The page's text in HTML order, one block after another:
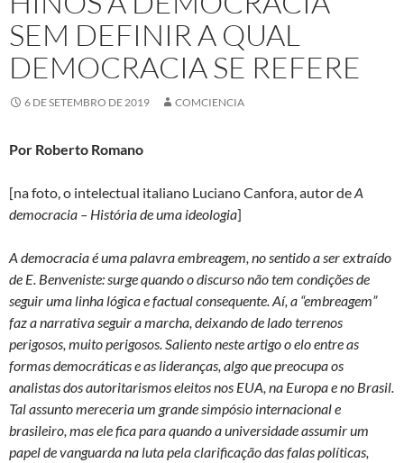
SEM DEFINIR A QUAL
DEMOCRACIA SE REFERE
6 DE SETEMBRO DE 2019 COMCIENCIA
Por Roberto Romano
[na foto, o intelectual italiano Luciano Canfora, autor deA
democracia – História de uma ideologia]
A democracia é uma palavra embreagem, no sentido a ser extraído
de E. Benveniste: surge quando o discurso não tem condições de
seguir uma linha lógica e factual consequente. Aí, a “embreagem”
faz a narrativa seguir a marcha, deixando de lado terrenos
perigosos, muito perigosos. Saliento neste artigo o elo entre as
formas democráticas e as lideranças, algo que preocupa os
analistas dos autoritarismos eleitos nos EUA, na Europa e no Brasil.
Tal assunto mereceria um grande simpósio internacional e
brasileiro, mas ele fica para quando a universidade assumir um
papel de vanguarda na luta pela clarificação das falas políticas,